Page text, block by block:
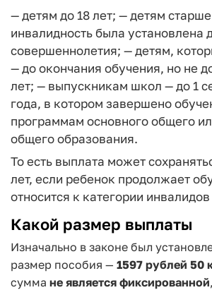
— детям до 18 лет; — детям старше
инвалидность была установлена
совершеннолетия; — детям,
— до окончания обучения, но не
лет; — выпускникам школ — до 1
года, в котором завершено
программам основного общего
общего образования.
То есть выплата может
лет, если ребенок продолжает
относится к категории инвалидов
Какой размер выплаты
Изначально в законе был
размер пособия — 1597 рублей 50
сумма не является фиксированной